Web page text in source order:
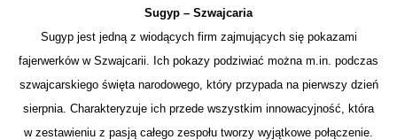
Sugyp – Szwajcaria
Sugyp jest jedną z wiodących firm zajmujących się pokazami
fajerwerków w Szwajcarii. Ich pokazy podziwiać można m.in. podczas
szwajcarskiego święta narodowego, który przypada na pierwszy dzień
sierpnia. Charakteryzuje ich przede wszystkim innowacyjność, która
w zestawieniu z pasją całego zespołu tworzy wyjątkowe połączenie.